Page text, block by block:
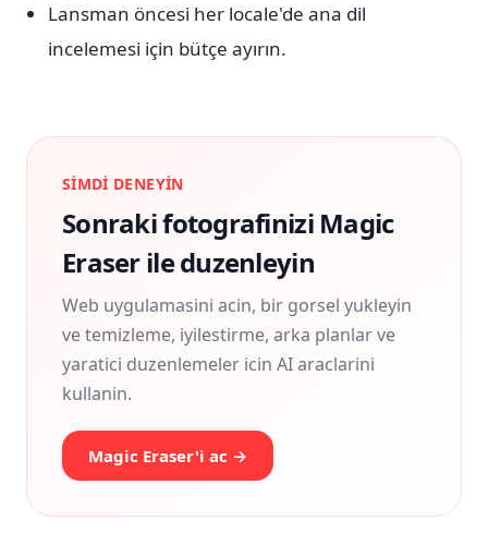
Lansman öncesi her locale'de ana dil
incelemesi için bütçe ayırın.
SIMDI DENEYIN
Sonraki fotografinizi Magic
Eraser ile duzenleyin
Web uygulamasini acin, bir gorsel yukleyin
ve temizleme, iyilestirme, arka planlar ve
yaratici duzenlemeler icin AI araclarini
kullanin.
Magic Eraser'i ac →